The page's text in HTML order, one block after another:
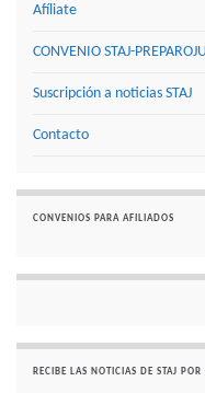
Afíliate
CONVENIO STAJ-
Suscripción a noticias STAJ
Contacto
CONVENIOS PARA AFILIADOS
RECIBE LAS NOTICIAS DE STAJ POR